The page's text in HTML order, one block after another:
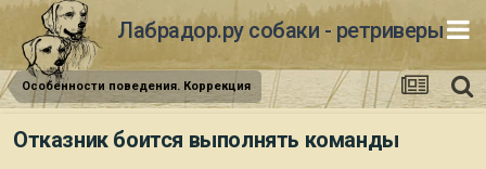
Лабрадор.ру собаки - ретриверы
Особенности поведения. Коррекция
Отказник боится выполнять команды